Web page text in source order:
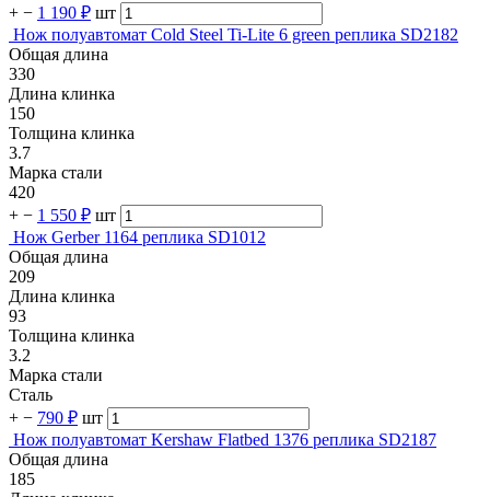
+ − 1 190 ₽ шт
Нож полуавтомат Cold Steel Ti-Lite 6 green реплика SD2182
Общая длина
330
Длина клинка
150
Толщина клинка
3.7
Марка стали
420
+ − 1 550 ₽ шт
Нож Gerber 1164 реплика SD1012
Общая длина
209
Длина клинка
93
Толщина клинка
3.2
Марка стали
Сталь
+ − 790 ₽ шт
Нож полуавтомат Kershaw Flatbed 1376 реплика SD2187
Общая длина
185